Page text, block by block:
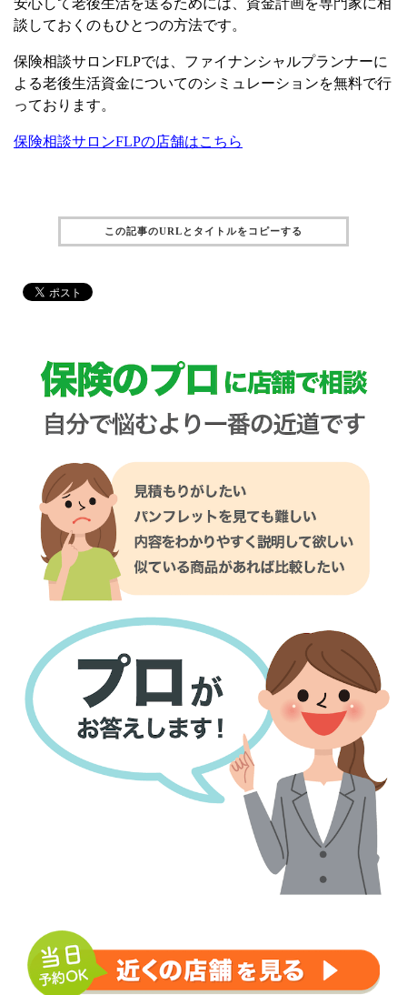
談しておくのもひとつの方法です。
保険相談サロンFLPでは、ファイナンシャルプランナーに
よる老後生活資金についてのシミュレーションを無料で行
っております。
保険相談サロンFLPの店舗はこちら
この記事のURLとタイトルをコピーする